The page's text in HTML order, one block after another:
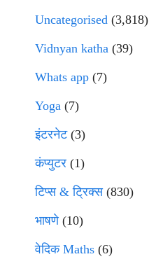
Uncategorised (3,818)
Vidnyan katha (39)
Whats app (7)
Yoga (7)
इंटरनेट(3)
कंप्युटर (1)
टिप्स & ट्रिक्स(830)
भाषणे(10)
वेदिक Maths (6)